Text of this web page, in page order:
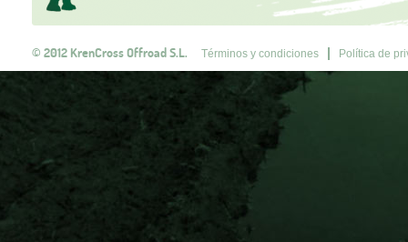
© 2012 KrenCross Offroad S.L. Términos y condiciones Política de